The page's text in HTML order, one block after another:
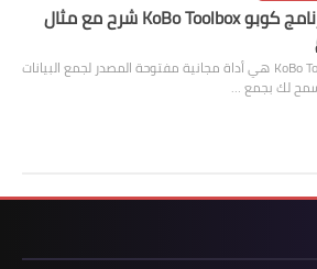
ما هو برنامج كوبو KoBo Toolbox شرح مع مثال
ما هو KoBo Toolbox ؟ KoBo Toolbox هي أداة مجانية مفتوحة المصدر لجمع البيانات
لك بجمع …